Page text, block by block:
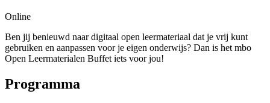
Online
Ben jij benieuwd naar digitaal open leermateriaal dat je vrij kunt
gebruiken en aanpassen voor je eigen onderwijs? Dan is het mbo
Open Leermaterialen Buffet iets voor jou!
Programma